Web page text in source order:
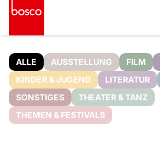
ALLE AUSSTELLUNG FILM
KINDER & JUGEND
LITERATUR
SONSTIGES
THEATER & TANZ
THEMEN & FESTIVALS